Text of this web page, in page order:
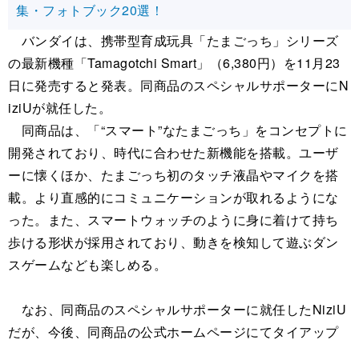
集・フォトブック20選！
バンダイは、携帯型育成玩具「たまごっち」シリーズ
の最新機種「Tamagotchi Smart」（6,380円）を11月23
日に発売すると発表。同商品のスペシャルサポーターにN
iziUが就任した。
同商品は、「“スマート”なたまごっち」をコンセプトに
開発されており、時代に合わせた新機能を搭載。ユーザ
ーに懐くほか、たまごっち初のタッチ液晶やマイクを搭
載。より直感的にコミュニケーションが取れるようにな
った。また、スマートウォッチのように身に着けて持ち
歩ける形状が採用されており、動きを検知して遊ぶダン
スゲームなども楽しめる。
なお、同商品のスペシャルサポーターに就任したNiziU
だが、今後、同商品の公式ホームページにてタイアップ